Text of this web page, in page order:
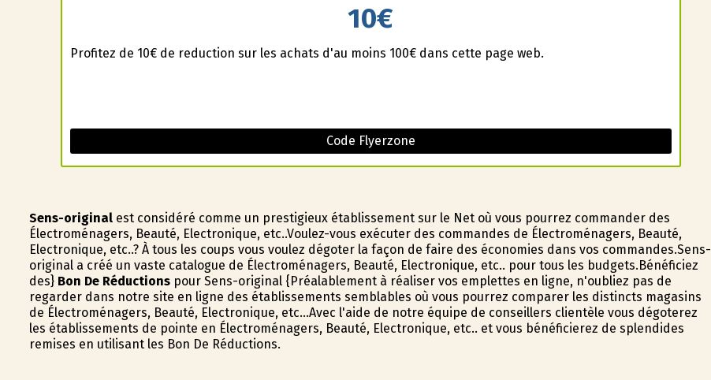
10€
Profitez de 10€ de reduction sur les achats d'au moins 100€ dans cette page web.
Code Flyerzone
Sens-originalest considéré comme un prestigieux établissement sur le Net où vous pourrez commander des
Électroménagers, Beauté, Electronique, etc..Voulez-vous exécuter des commandes de Électroménagers, Beauté,
Electronique, etc..? À tous les coups vous voulez dégoter la façon de faire des économies dans vos commandes.Sens-
original a créé un vaste catalogue de Électroménagers, Beauté, Electronique, etc.. pour tous les budgets.Bénéficiez
des} Bon De Réductionspour Sens-original {Préalablement à réaliser vos emplettes en ligne, n'oubliez pas de
regarder dans notre site en ligne des établissements semblables où vous pourrez comparer les distincts magasins
de Électroménagers, Beauté, Electronique, etc...Avec l'aide de notre équipe de conseillers clientèle vous dégoterez
les établissements de pointe en Électroménagers, Beauté, Electronique, etc.. et vous bénéficierez de splendides
remises en utilisant les Bon De Réductions.